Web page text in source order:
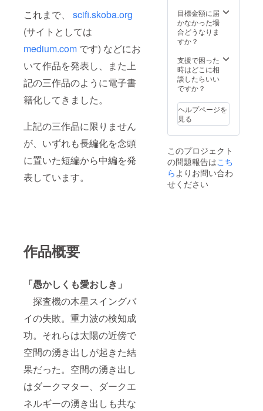
これまで、 scifi.skoba.org
(サイトとしては
medium.com です) などにお
いて作品を発表し、また上
記の三作品のように電子書
籍化してきました。
上記の三作品に限りません
が、いずれも長編化を念頭
に置いた短編から中編を発
表しています。
作品概要
「愚かしくも愛おしき」
探査機の木星スイングバ
イの失敗。重力波の検知成
功。それらは太陽の近傍で
空間の湧き出しが起きた結
果だった。空間の湧き出し
はダークマター、ダークエ
ネルギーの湧き出しも共な
目標金額に届
かなかった場
合どうなりま
すか？
支援で困った
時はどこに相
談したらいい
ですか？
ヘルプページを
見る
このプロジェクト
の問題報告はこち
らよりお問い合わ
せください